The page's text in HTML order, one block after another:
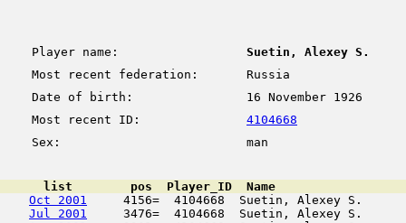
Player name:
Suetin, Alexey S.
Most recent federation:
Russia
Date of birth:
16 November 1926
Most recent ID:
4104668
Sex:
man
list        pos  Player_ID  Name
Oct 2001
4156=  4104668  Suetin, Alexey S.
Jul 2001
3476=  4104668  Suetin, Alexey S.